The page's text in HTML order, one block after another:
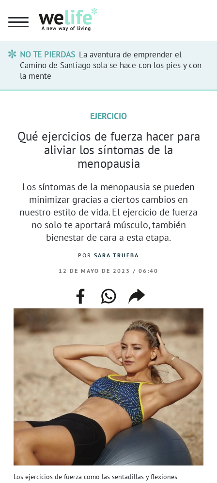
NO TE PIERDAS La aventura de emprender el
Camino de Santiago sola se hace con los pies y con
la mente
Los ejercicios de fuerza como las sentadillas y flexiones
EJERCICIO
Qué ejercicios de fuerza hacer para
aliviar los síntomas de la
menopausia
Los síntomas de la menopausia se pueden
minimizar gracias a ciertos cambios en
nuestro estilo de vida. El ejercicio de fuerza
no solo te aportará músculo, también
bienestar de cara a esta etapa.
POR SARA TRUEBA
12 DE MAYO DE 2023 / 06:40
facebookwhatsappcompartir
enlace